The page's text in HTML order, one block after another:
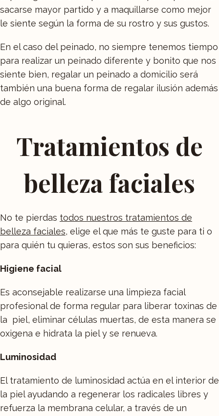
sacarse mayor partido y a maquillarse como mejor
le siente según la forma de su rostro y sus gustos.
En el caso del peinado, no siempre tenemos tiempo
para realizar un peinado diferente y bonito que nos
siente bien, regalar un peinado a domicilio será
también una buena forma de regalar ilusión además
de algo original.
Tratamientos de
belleza faciales
No te pierdas todos nuestros tratamientos de
belleza faciales, elige el que más te guste para ti o
para quién tu quieras, estos son sus beneficios:
Higiene facial
Es aconsejable realizarse una limpieza facial
profesional de forma regular para liberar toxinas de
la piel, eliminar células muertas, de esta manera se
oxigena e hidrata la piel y se renueva.
Luminosidad
El tratamiento de luminosidad actúa en el interior de
la piel ayudando a regenerar los radicales libres y
refuerza la membrana celular, a través de un